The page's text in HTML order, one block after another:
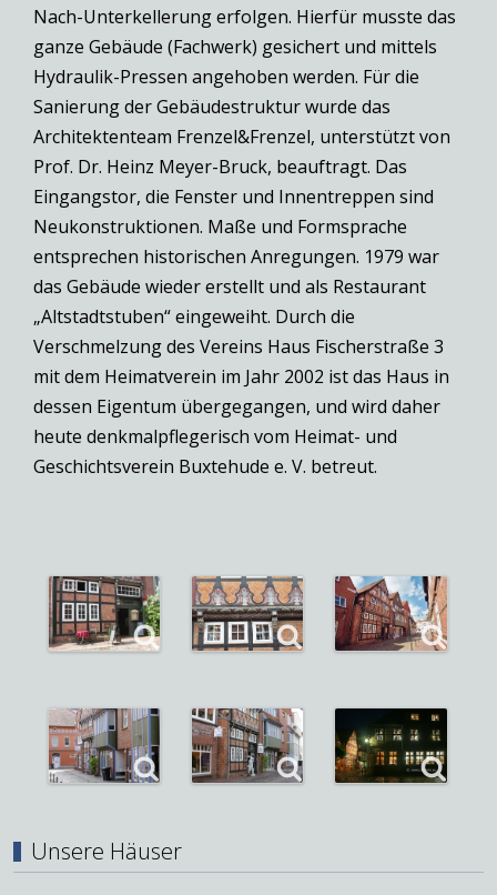
Nach-Unterkellerung erfolgen. Hierfür musste das
ganze Gebäude (Fachwerk) gesichert und mittels
Hydraulik-Pressen angehoben werden. Für die
Sanierung der Gebäudestruktur wurde das
Architektenteam Frenzel&Frenzel, unterstützt von
Prof. Dr. Heinz Meyer-Bruck, beauftragt. Das
Eingangstor, die Fenster und Innentreppen sind
Neukonstruktionen. Maße und Formsprache
entsprechen historischen Anregungen. 1979 war
das Gebäude wieder erstellt und als Restaurant
„Altstadtstuben“ eingeweiht. Durch die
Verschmelzung des Vereins Haus Fischerstraße 3
mit dem Heimatverein im Jahr 2002 ist das Haus in
dessen Eigentum übergegangen, und wird daher
heute denkmalpflegerisch vom Heimat- und
Geschichtsverein Buxtehude e. V. betreut.
Unsere Häuser